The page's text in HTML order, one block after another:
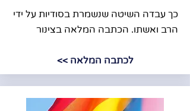
כך עבדה השיטה שנשמרת בסודיות על ידי
הרב ואשתו. הכתבה המלאה בצינור
לכתבה המלאה >>